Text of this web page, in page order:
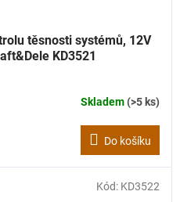
těsnosti systémů, 12V
KD3521
Skladem(>5 ks)
Do košíku
Kód: KD3522